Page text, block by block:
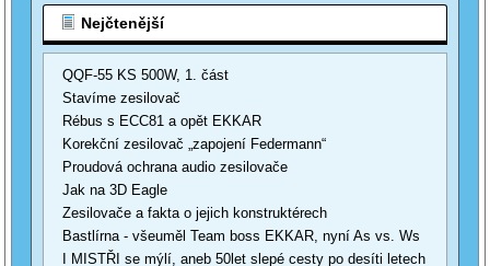
Nejčtenější
QQF-55 KS 500W, 1. část
Stavíme zesilovač
Rébus s ECC81 a opět EKKAR
Korekční zesilovač „zapojení Federmann“
Proudová ochrana audio zesilovače
Jak na 3D Eagle
Zesilovače a fakta o jejich konstruktérech
Bastlírna - všeuměl Team boss EKKAR, nyní As vs. Ws
I MISTŘI se mýlí, aneb 50let slepé cesty po desíti letech